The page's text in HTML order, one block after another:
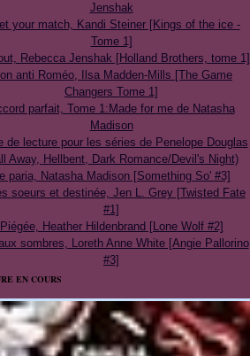
Jenshak
your match, Kandi Steiner [Kings of the ice -
Tome 1]
Rebecca Jenshak [Holland Brothers, tome 1]
anti Roméo, Ilsa Madden-Mills [The Game
Changers Tome 1]
parfait, Tome 1:Made for me de Natasha
Madison
de lecture pour les séries de Penelope Douglas
Away, Hellbent, Dark Romance/Devil's Night)
paria, Natasha Madison [Something So' #3]
soeurs et destinée, Jen L. Grey [Twisted Fate
#1]
Piégée, Heather Hildenbrand [Lone Wolf #2]
sombres, Loreth Anne White [Angie Pallorino
#3]
EN COURS